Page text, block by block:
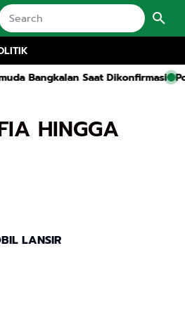
Saat Dikonfirmasi
Polres
HINGGA
LANSIR